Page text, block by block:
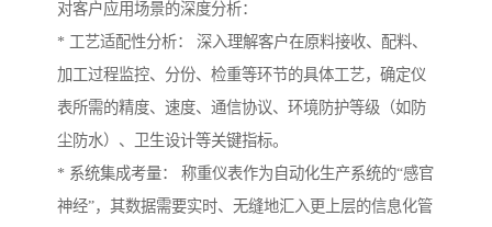
对客户应用场景的深度分析：
* 工艺适配性分析： 深入理解客户在原料接收、配料、
加工过程监控、分份、检重等环节的具体工艺，确定仪
表所需的精度、速度、通信协议、环境防护等级（如防
尘防水）、卫生设计等关键指标。
* 系统集成考量： 称重仪表作为自动化生产系统的“感官
神经”，其数据需要实时、无缝地汇入更上层的信息化管